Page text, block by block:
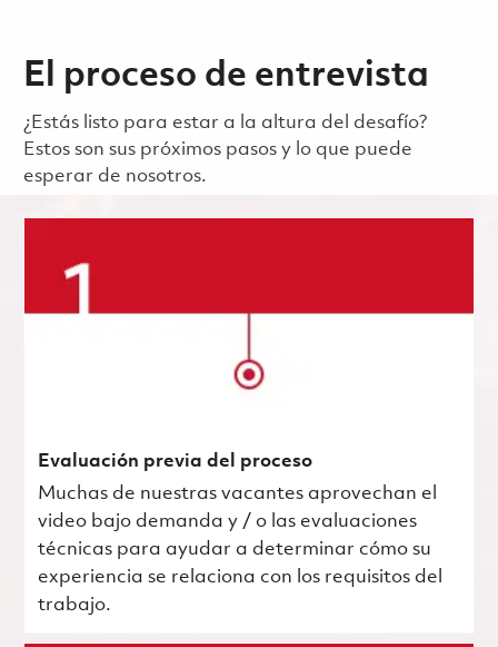
El proceso de entrevista
¿Estás listo para estar a la altura del desafío?
Estos son sus próximos pasos y lo que puede
esperar de nosotros.
Evaluación previa del proceso
Muchas de nuestras vacantes aprovechan el
video bajo demanda y / o las evaluaciones
técnicas para ayudar a determinar cómo su
experiencia se relaciona con los requisitos del
trabajo.